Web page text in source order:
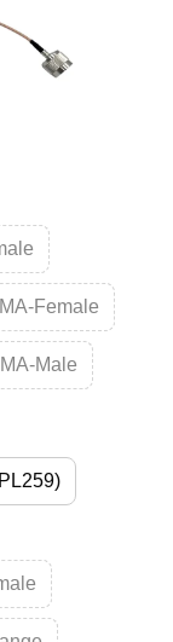
Female
Male